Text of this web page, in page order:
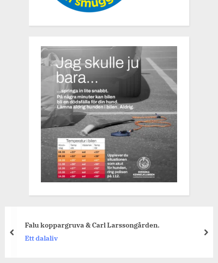
Falu koppargruva & Carl Larssongården.
Ett dalaliv
prev